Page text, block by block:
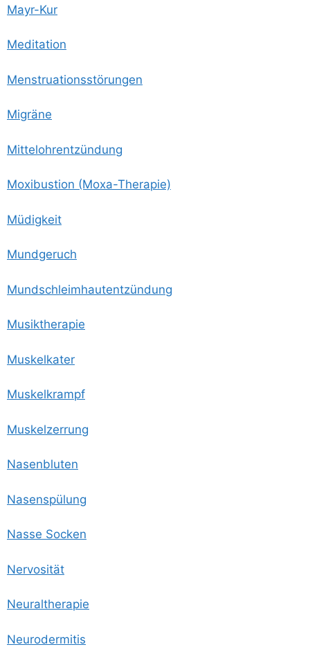
Mayr-Kur
Medi­ta­ti­on
Mens­trua­ti­ons­stö­run­gen
Migrä­ne
Mit­tel­ohr­ent­zün­dung
Moxi­bus­ti­on (Moxa-The­ra­pie)
Müdig­keit
Mund­ge­ruch
Mund­schleim­haut­ent­zün­dung
Musik­the­ra­pie
Mus­kel­ka­ter
Mus­kel­krampf
Mus­kel­zer­rung
Nasen­blu­ten
Nasen­spü­lung
Nas­se Socken
Ner­vo­si­tät
Neu­ral­the­ra­pie
Neu­ro­der­mi­tis